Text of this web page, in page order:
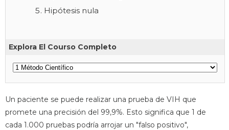
Hipótesis nula
Explora El Courso Completo
Un paciente se puede realizar una prueba de VIH que
promete una precisión del 99,9%. Esto significa que 1 de
cada 1.000 pruebas podría arrojar un "falso positivo",